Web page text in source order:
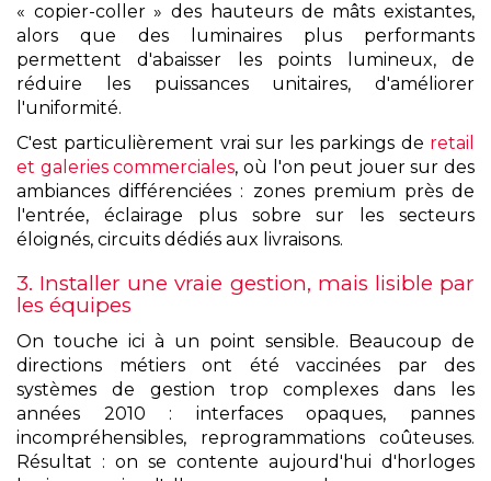
« copier-coller » des hauteurs de mâts existantes,
alors que des luminaires plus performants
permettent d'abaisser les points lumineux, de
réduire les puissances unitaires, d'améliorer
l'uniformité.
C'est particulièrement vrai sur les parkings de retail
et galeries commerciales, où l'on peut jouer sur des
ambiances différenciées : zones premium près de
l'entrée, éclairage plus sobre sur les secteurs
éloignés, circuits dédiés aux livraisons.
3. Installer une vraie gestion, mais lisible par
les équipes
On touche ici à un point sensible. Beaucoup de
directions métiers ont été vaccinées par des
systèmes de gestion trop complexes dans les
années 2010 : interfaces opaques, pannes
incompréhensibles, reprogrammations coûteuses.
Résultat : on se contente aujourd'hui d'horloges